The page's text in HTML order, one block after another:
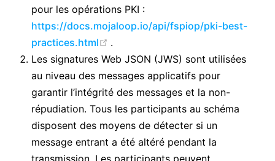
pour les opérations PKI :
https://docs.mojaloop.io/api/fspiop/pki-best-
practices.html
(opens new window)
.
Les signatures Web JSON (JWS) sont utilisées
au niveau des messages applicatifs pour
garantir l’intégrité des messages et la non-
répudiation. Tous les participants au schéma
disposent des moyens de détecter si un
message entrant a été altéré pendant la